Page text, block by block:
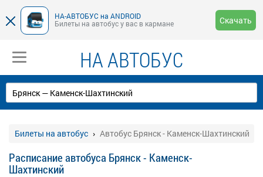
НА-АВТОБУС на ANDROID
Билеты на автобус у вас в кармане
Скачать
НА АВТОБУС
Билеты на автобус Автобус Брянск - Каменск-Шахтинский
Расписание автобуса Брянск - Каменск-
Шахтинский